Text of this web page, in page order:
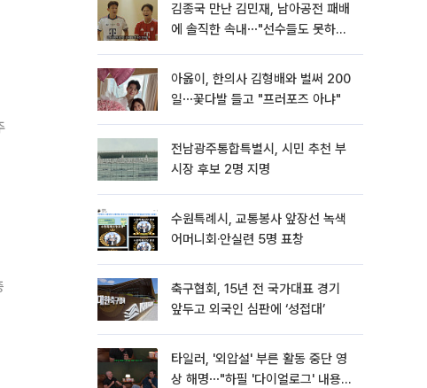
김종국 만난 김민재, 남아공전 패배
에 솔직한 속내⋯"선수들도 못하긴
아옳이, 한의사 김형배와 벌써 200
일⋯꽃다발 들고 "프러포즈 아냐"
전남광주통합특별시, 시민 추천 부
시장 후보 2명 지명
수원특례시, 교통봉사 앞장선 녹색
어머니회·안실련 5명 표창
축구협회, 15년 전 국가대표 경기
앞두고 외국인 심판에 ‘성접대’
타일러, '외압설' 부른 활동 중단 영
상 해명⋯"하필 '다이얼로그' 내용이